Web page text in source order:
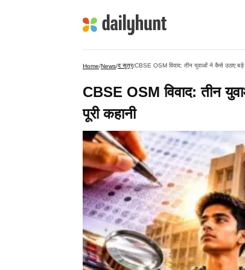
Home/News/द सूत्र/CBSE OSM विवाद: तीन युवाओं ने कैसे उठाए बड़े
CBSE OSM विवाद: तीन
पूरी कहानी